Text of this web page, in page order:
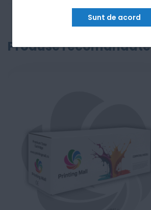
Sunt de acord
Produse recomandate